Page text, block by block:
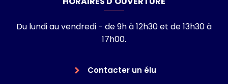
Du lundi au vendredi - de 9h à 12h30 et de 13h30 à
17h00.
Contacter un élu